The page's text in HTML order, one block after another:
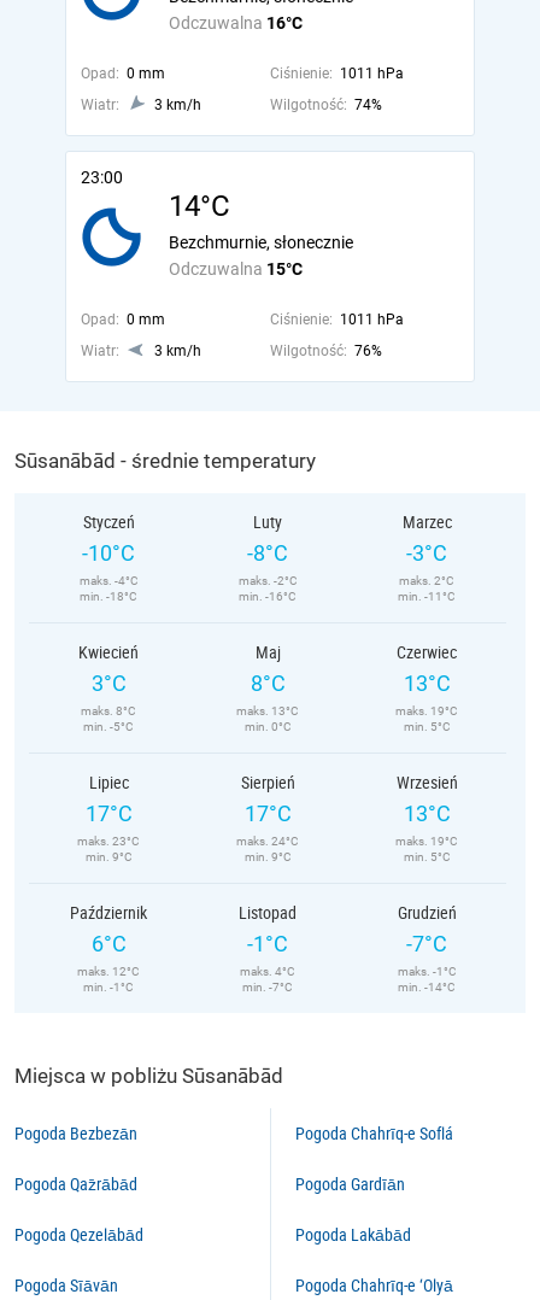
Odczuwalna 16°C
Opad: 0 mm Ciśnienie: 1011 hPa
Wiatr:
3 km/h Wilgotność: 74%
23:00
14°C
Odczuwalna 15°C
Bezchmurnie, słonecznie
Opad: 0 mm Ciśnienie: 1011 hPa
Wiatr:
3 km/h Wilgotność: 76%
Sūsanābād - średnie temperatury
Styczeń
-10°C
maks. -4°C
min. -18°C
Luty
-8°C
maks. -2°C
min. -16°C
Marzec
-3°C
maks. 2°C
min. -11°C
Kwiecień
3°C
maks. 8°C
min. -5°C
Maj
8°C
maks. 13°C
min. 0°C
Czerwiec
13°C
maks. 19°C
min. 5°C
Lipiec
17°C
maks. 23°C
min. 9°C
Sierpień
17°C
maks. 24°C
min. 9°C
Wrzesień
13°C
maks. 19°C
min. 5°C
Październik
6°C
maks. 12°C
min. -1°C
Listopad
-1°C
maks. 4°C
min. -7°C
Grudzień
-7°C
maks. -1°C
min. -14°C
Miejsca w pobliżu Sūsanābād
Pogoda Bezbezān
Pogoda Qaz̄rābād
Pogoda Qezelābād
Pogoda Sīāvān
Pogoda Chahrīq-e Soflá
Pogoda Gardīān
Pogoda Lakābād
Pogoda Chahrīq-e ‘Olyā